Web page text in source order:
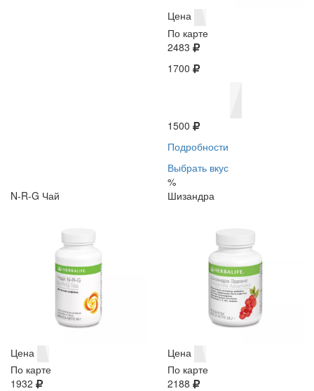
Цена
По карте
2483
1700
1500
Подробности
Выбрать вкус
%
N-R-G Чай
Цена
По карте
1932
Шизандра
Цена
По карте
2188